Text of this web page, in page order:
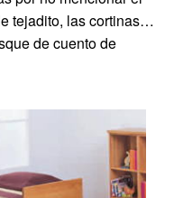
tejadito, las cortinas…
de cuento de